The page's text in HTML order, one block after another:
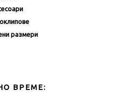
размери
ВРЕМЕ: